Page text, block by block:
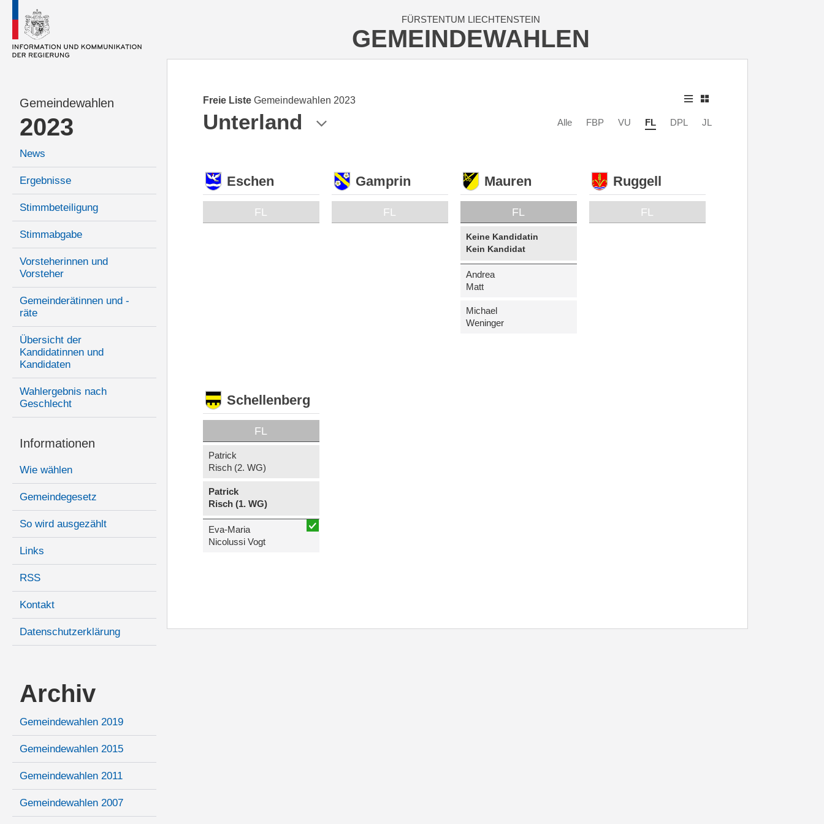
FÜRSTENTUM LIECHTENSTEIN
GEMEINDEWAHLEN
Gemeindewahlen
2023
News
Ergebnisse
Stimmbeteiligung
Stimmabgabe
Vorsteherinnen und
Vorsteher
Gemeinderätinnen und -
räte
Übersicht der
Kandidatinnen und
Kandidaten
Wahlergebnis nach
Geschlecht
Informationen
Wie wählen
Gemeindegesetz
So wird ausgezählt
Links
RSS
Kontakt
Datenschutzerklärung
Archiv
Gemeindewahlen 2019
Gemeindewahlen 2015
Gemeindewahlen 2011
Gemeindewahlen 2007
Freie Liste Gemeindewahlen 2023
Unterland Alle FBP VU FL DPL JL
Eschen
FL
Gamprin
FL
Mauren
FL
Keine Kandidatin
Kein Kandidat
Andrea
Matt
Michael
Weninger
Ruggell
FL
Schellenberg
FL
Patrick
Risch (2. WG)
Patrick
Risch (1. WG)
Eva-Maria
Nicolussi Vogt